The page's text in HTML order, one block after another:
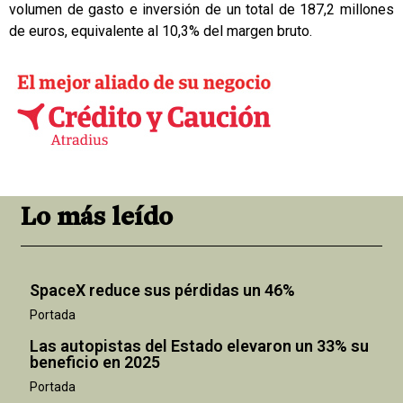
volumen de gasto e inversión de un total de 187,2 millones
de euros, equivalente al 10,3% del margen bruto.
Lo más leído
SpaceX reduce sus pérdidas un 46%
Portada
Las autopistas del Estado elevaron un 33% su
beneficio en 2025
Portada